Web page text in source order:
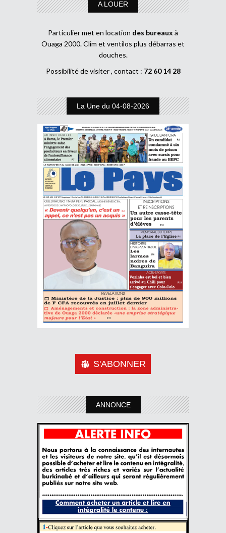
A LOUER
Particulier met en location des bureaux à
Ouaga 2000. Clim et ventilos plus débarras et
douches.
Possibilité de visiter , contact : 72 60 14 28
La Une du 04-08-2026
S'ABONNER
ANNONCE